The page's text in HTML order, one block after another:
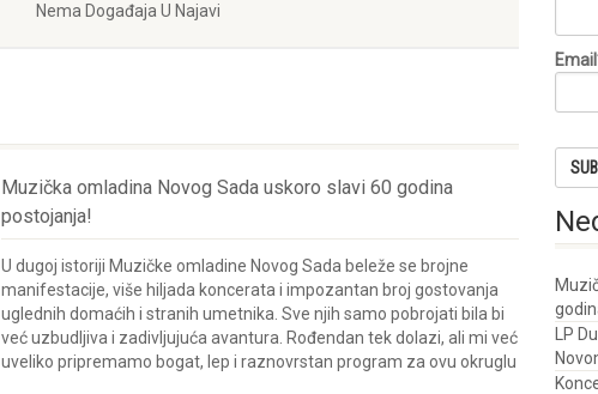
Nema Događaja U Najavi
Muzička omladina Novog Sada uskoro slavi 60 godina
postojanja!
U dugoj istoriji Muzičke omladine Novog Sada beleže se brojne
manifestacije, više hiljada koncerata i impozantan broj gostovanja
uglednih domaćih i stranih umetnika. Sve njih samo pobrojati bila bi
već uzbudljiva i zadivljujuća avantura. Rođendan tek dolazi, ali mi već
uveliko pripremamo bogat, lep i raznovrstan program za ovu okruglu
LP